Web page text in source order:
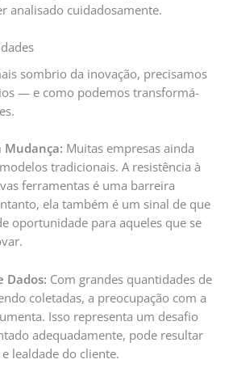
analisado cuidadosamente.
sombrio da inovação, precisamos
— e como podemos transformá-
Mudança: Muitas empresas ainda
tradicionais. A resistência à
ferramentas é uma barreira
ela também é um sinal de que
oportunidade para aqueles que se
Dados: Com grandes quantidades de
coletadas, a preocupação com a
Isso representa um desafio
adequadamente, pode resultar
lealdade do cliente.